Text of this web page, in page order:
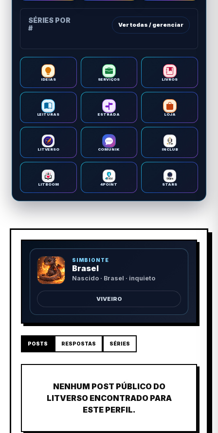
SÉRIES POR
#
Ver todas / gerenciar
IDEIAS SERVIÇOS LIVROS
LEITURAS ESTRADA LOJA
LITVERSO COMUNIK INCLUB
LITBOOM 4POINT STARS
SIMBIONTE
Brasel
Nascido · Brasel · inquieto
VIVEIRO
POSTS RESPOSTAS SÉRIES
NENHUM POST PÚBLICO DO
LITVERSO ENCONTRADO PARA
ESTE PERFIL.